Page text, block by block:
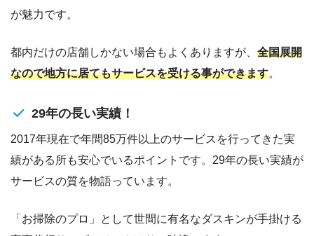
が魅力です。
都内だけの店舗しかない場合もよくありますが、 全国展開
なので地方に居てもサービスを受ける事ができます。
29年の長い実績！
2017年現在で年間85万件以上のサービスを行ってきた実
績がある所も安心でいるポイントです。29年の長い実績が
サービスの質を物語っています。
「お掃除のプロ」として世間に有名なダスキンが手掛ける